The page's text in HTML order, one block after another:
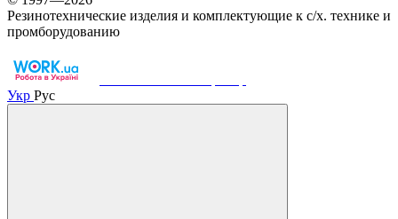
Резинотехнические изделия и комплектующие к с/х. технике и
промборудованию
Укр Рус